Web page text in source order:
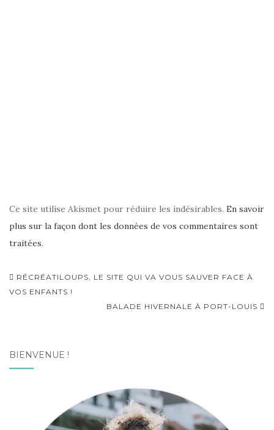
Ce site utilise Akismet pour réduire les indésirables. En savoir
plus sur la façon dont les données de vos commentaires sont
traitées.
Navigation
d'article
RÉCRÉATILOUPS, LE SITE QUI VA VOUS SAUVER FACE À
VOS ENFANTS !
BALADE HIVERNALE À PORT-LOUIS
BIENVENUE !